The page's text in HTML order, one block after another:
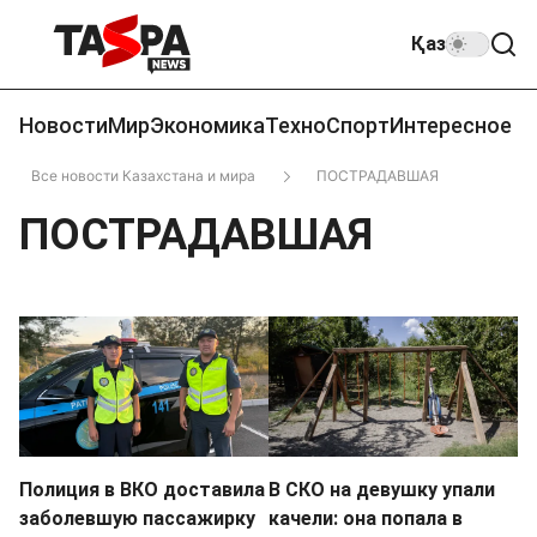
Қаз
НовостиМирЭкономикаТехноСпортИнтересное
Все новости Казахстана и мира ПОСТРАДАВШАЯ
ПОСТРАДАВШАЯ
Полиция в ВКО доставила
заболевшую пассажирку
В СКО на девушку упали
качели: она попала в